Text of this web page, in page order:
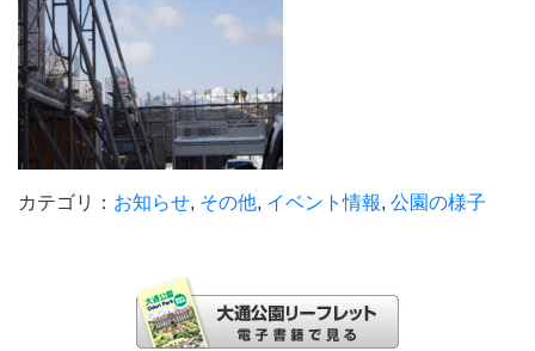
カテゴリ： お知らせ, その他, イベント情報, 公園の様子